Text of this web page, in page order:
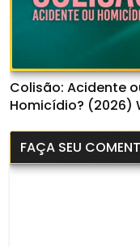
Colisão: Acidente
Homicídio? (2026)
FAÇA SEU